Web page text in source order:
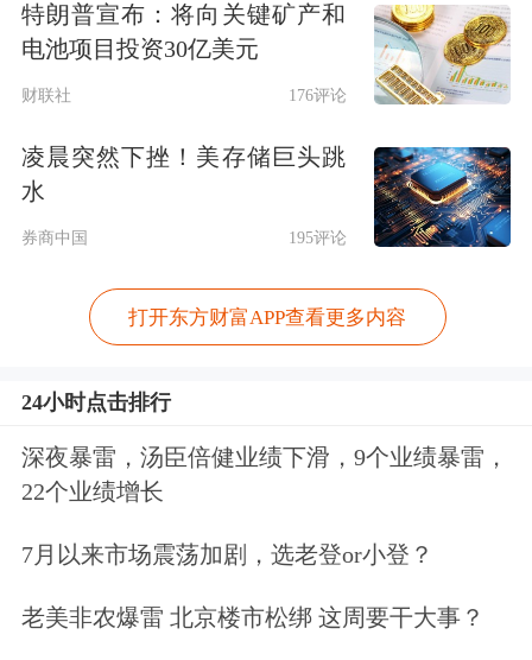
前，国泰君安、海通证券已建立工作机
制，加快推进双方业务、客户与员工的
同时，合并后公司将承继国泰君安与海
通证券全部业务资质和资格、承接双方
现有业务，整合并优化零售、机构、企
业客户服务体系，充分保障客户权益、
更好提升客户服务体验、进一步做大客
户规模。将加快营运、系统、财务与合
规风控融合，分步分批实现客户、业
务、系统等的平行迁移及整合统一，构
特朗普宣布：将向关键矿产和
电池项目投资30亿美元
财联社 176评论
凌晨突然下挫！美存储巨头跳
水
券商中国 195评论
打开东方财富APP查看更多内容
24小时点击排行
深夜暴雷，汤臣倍健业绩下滑，9个业绩暴雷，
22个业绩增长
7月以来市场震荡加剧，选老登or小登？
老美非农爆雷 北京楼市松绑 这周要干大事？